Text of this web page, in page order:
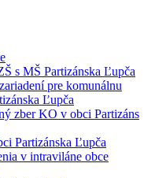
s MŠ Partizánska Ľupča
pre komunálnu
Ľupča
zber KO v obci Partizáns
Partizánska Ľupča
v intraviláne obce